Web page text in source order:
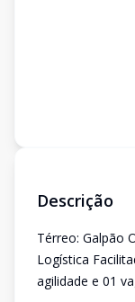
Descrição
Térreo: Galpão
Logística
agilidade e 01